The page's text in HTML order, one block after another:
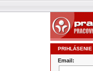
PRIHLÁSENIE
Email: